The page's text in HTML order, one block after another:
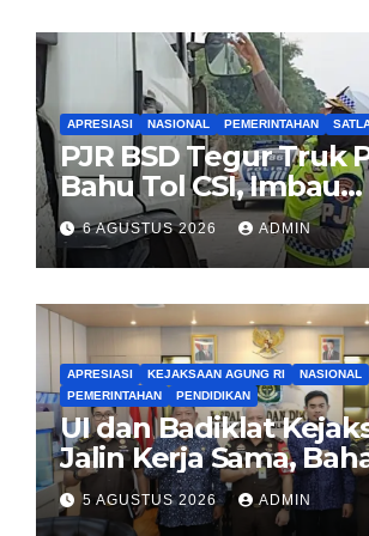
APRESIASI NASIONAL PEMERINTAHAN
PJR BSD Tegur Truk
Bahu Tol CSI, Imbau
Pengendara Tertib
6 AGUSTUS 2026 ADMIN
APRESIASI KEJAKSAAN AGUNG RI
NASIONAL
PEMERINTAHAN
PENDIDIKAN
UI dan Badiklat
Jalin Kerja Sama,
Pembentukan Pusat
Kajian Kejaksaan
5 AGUSTUS 2026 ADMIN